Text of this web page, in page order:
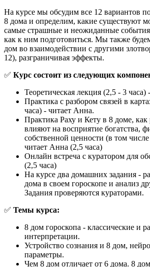
На курсе мы обсудим все 12 вариантов
8 дома и определим, какие существуют
самые страшные и неожиданные
как к ним подготовиться. Мы также
дом во взаимодействии с другими
12), разграничивая эффекты.
✅ Курс состоит из следующих
Теоретическая лекция (2,5 - 3 часа)
Практика с разбором связей в
часа) - читает Анна.
Практика Раху и Кету в 8 доме,
влияют на восприятие богатства,
собственной ценности (в том
читает Анна (2,5 часа)
Онлайн встреча с куратором для
(2,5 часа)
На курсе два домашних задания -
дома в своем гороскопе и анализ
Задания проверяются кураторами.
✅ Темы курса:
8 дом гороскопа - классические и
интерпретации.
Устройство сознания и 8 дом,
параметры.
Чем 8 дом отличает от 6 дома. 8